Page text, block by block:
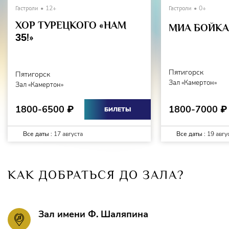
Гастроли 12+
ХОР ТУРЕЦКОГО «НАМ
35!»
Пятигорск
Зал «Камертон»
1800-6500 ₽ БИЛЕТЫ
Все даты : 17 августа
Гастроли 0+
МИА БОЙКА
Пятигорск
Зал «Камертон»
1800-7000 ₽
Все даты : 19
КАК ДОБРАТЬСЯ ДО ЗАЛА?
Зал имени Ф. Шаляпина